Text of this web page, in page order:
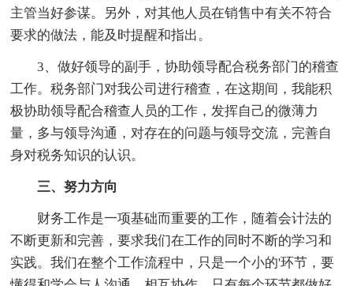
主管当好参谋。另外，对其他人员在销售中有关不符合
要求的做法，能及时提醒和指出。
3、做好领导的副手，协助领导配合税务部门的稽查
工作。税务部门对我公司进行稽查，在这期间，我能积
极协助领导配合稽查人员的工作，发挥自己的微薄力
量，多与领导沟通，对存在的问题与领导交流，完善自
身对税务知识的认识。
三、努力方向
财务工作是一项基础而重要的工作，随着会计法的
不断更新和完善，要求我们在工作的同时不断的学习和
实践。我们在整个工作流程中，只是一个小的'环节，要